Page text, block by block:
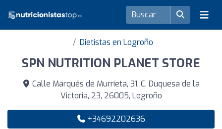
Dietistas en Logroño
SPN NUTRITION PLANET STORE
Calle Marqués de Murrieta, 31, C. Duquesa de la
Victoria, 23, 26005, Logroño
+34692202636